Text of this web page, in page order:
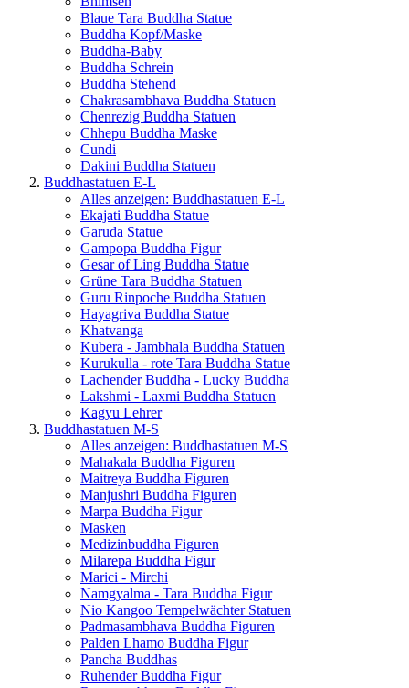
Blaue Tara Buddha Statue
Buddha Kopf/Maske
Buddha-Baby
Buddha Schrein
Buddha Stehend
Chakrasambhava Buddha Statuen
Chenrezig Buddha Statuen
Chhepu Buddha Maske
Cundi
Dakini Buddha Statuen
Buddhastatuen E-L
Alles anzeigen: Buddhastatuen E-L
Ekajati Buddha Statue
Garuda Statue
Gampopa Buddha Figur
Gesar of Ling Buddha Statue
Grüne Tara Buddha Statuen
Guru Rinpoche Buddha Statuen
Hayagriva Buddha Statue
Khatvanga
Kubera - Jambhala Buddha Statuen
Kurukulla - rote Tara Buddha Statue
Lachender Buddha - Lucky Buddha
Lakshmi - Laxmi Buddha Statuen
Kagyu Lehrer
Buddhastatuen M-S
Alles anzeigen: Buddhastatuen M-S
Mahakala Buddha Figuren
Maitreya Buddha Figuren
Manjushri Buddha Figuren
Marpa Buddha Figur
Masken
Medizinbuddha Figuren
Milarepa Buddha Figur
Marici - Mirchi
Namgyalma - Tara Buddha Figur
Nio Kangoo Tempelwächter Statuen
Padmasambhava Buddha Figuren
Palden Lhamo Buddha Figur
Pancha Buddhas
Ruhender Buddha Figur